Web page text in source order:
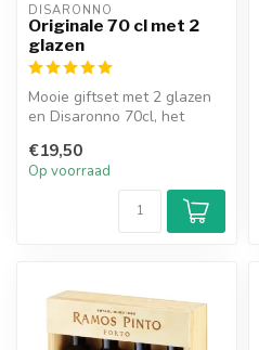
DISARONNO
Originale 70 cl met 2
glazen
Mooie giftset met 2 glazen
en Disaronno 70cl, het
we...
€19,50
Op voorraad